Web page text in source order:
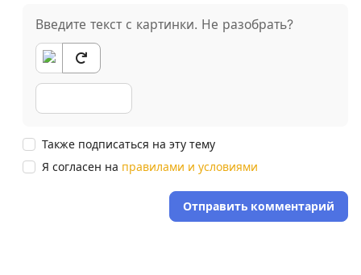
Введите текст с картинки. Не разобрать?
Также подписаться на эту тему
Я согласен на правилами и условиями
Отправить комментарий